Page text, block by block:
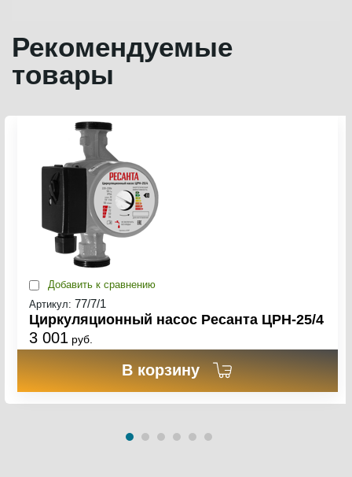
Рекомендуемые
товары
Добавить к сравнению
Артикул: 77/7/1
Циркуляционный насос Ресанта ЦРН-25/4
3 001 руб.
В корзину